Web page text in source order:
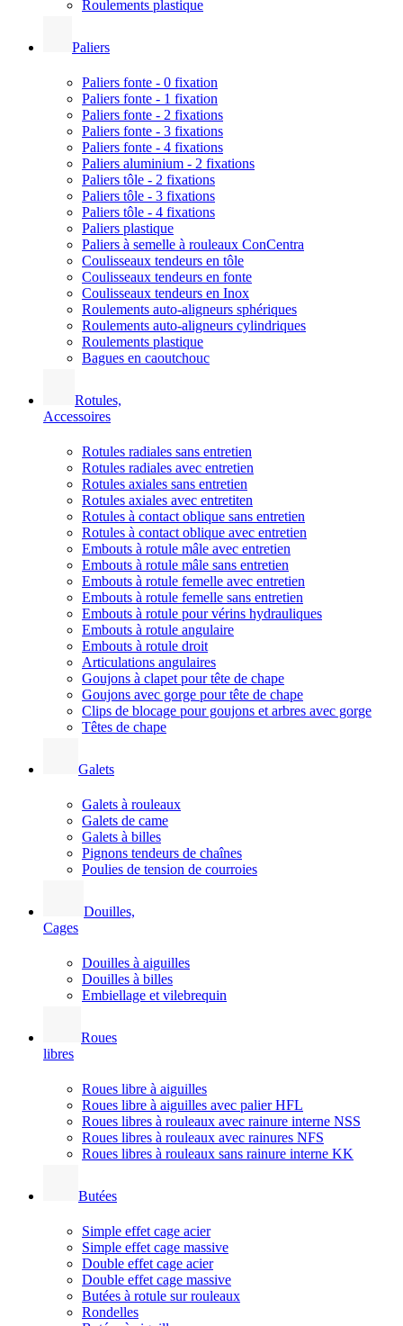
Roulements plastique
Paliers
Paliers fonte - 0 fixation
Paliers fonte - 1 fixation
Paliers fonte - 2 fixations
Paliers fonte - 3 fixations
Paliers fonte - 4 fixations
Paliers aluminium - 2 fixations
Paliers tôle - 2 fixations
Paliers tôle - 3 fixations
Paliers tôle - 4 fixations
Paliers plastique
Paliers à semelle à rouleaux ConCentra
Coulisseaux tendeurs en tôle
Coulisseaux tendeurs en fonte
Coulisseaux tendeurs en Inox
Roulements auto-aligneurs sphériques
Roulements auto-aligneurs cylindriques
Roulements plastique
Bagues en caoutchouc
Rotules,
Accessoires
Rotules radiales sans entretien
Rotules radiales avec entretien
Rotules axiales sans entretien
Rotules axiales avec entretiten
Rotules à contact oblique sans entretien
Rotules à contact oblique avec entretien
Embouts à rotule mâle avec entretien
Embouts à rotule mâle sans entretien
Embouts à rotule femelle avec entretien
Embouts à rotule femelle sans entretien
Embouts à rotule pour vérins hydrauliques
Embouts à rotule angulaire
Embouts à rotule droit
Articulations angulaires
Goujons à clapet pour tête de chape
Goujons avec gorge pour tête de chape
Clips de blocage pour goujons et arbres avec gorge
Têtes de chape
Galets
Galets à rouleaux
Galets de came
Galets à billes
Pignons tendeurs de chaînes
Poulies de tension de courroies
Douilles,
Cages
Douilles à aiguilles
Douilles à billes
Embiellage et vilebrequin
Roues
libres
Roues libre à aiguilles
Roues libre à aiguilles avec palier HFL
Roues libres à rouleaux avec rainure interne NSS
Roues libres à rouleaux avec rainures NFS
Roues libres à rouleaux sans rainure interne KK
Butées
Simple effet cage acier
Simple effet cage massive
Double effet cage acier
Double effet cage massive
Butées à rotule sur rouleaux
Rondelles